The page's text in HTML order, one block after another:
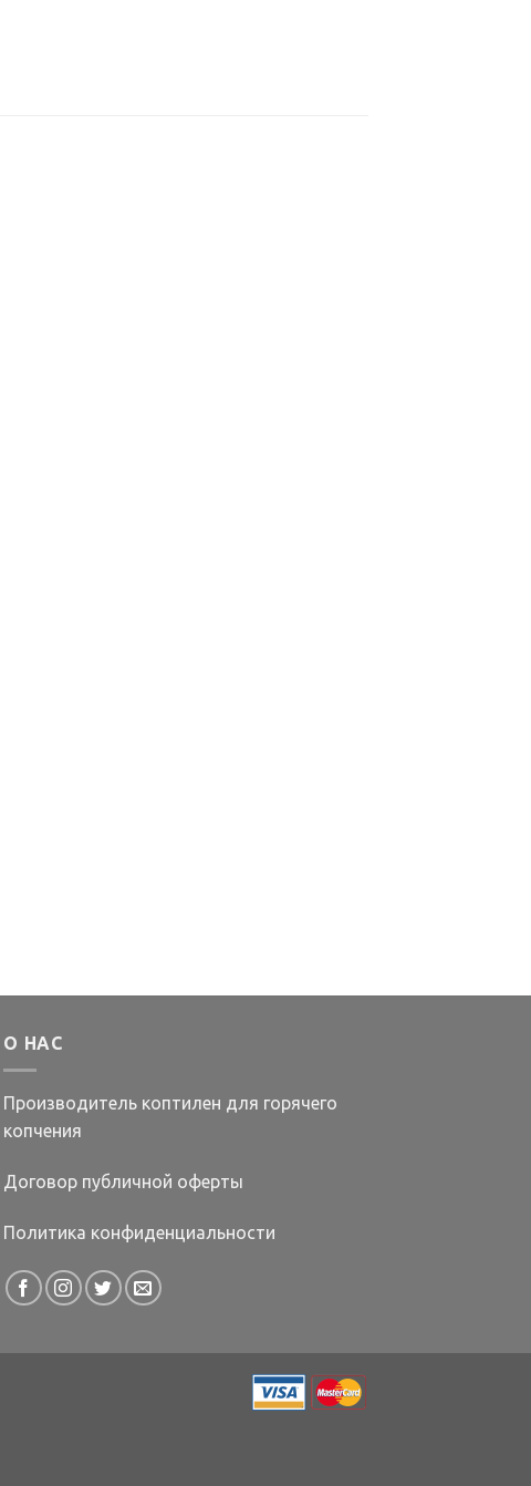
О НАС
Производитель коптилен для горячего
копчения
Договор публичной оферты
Политика конфиденциальности